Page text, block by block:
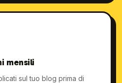
mensili
sul tuo blog prima di